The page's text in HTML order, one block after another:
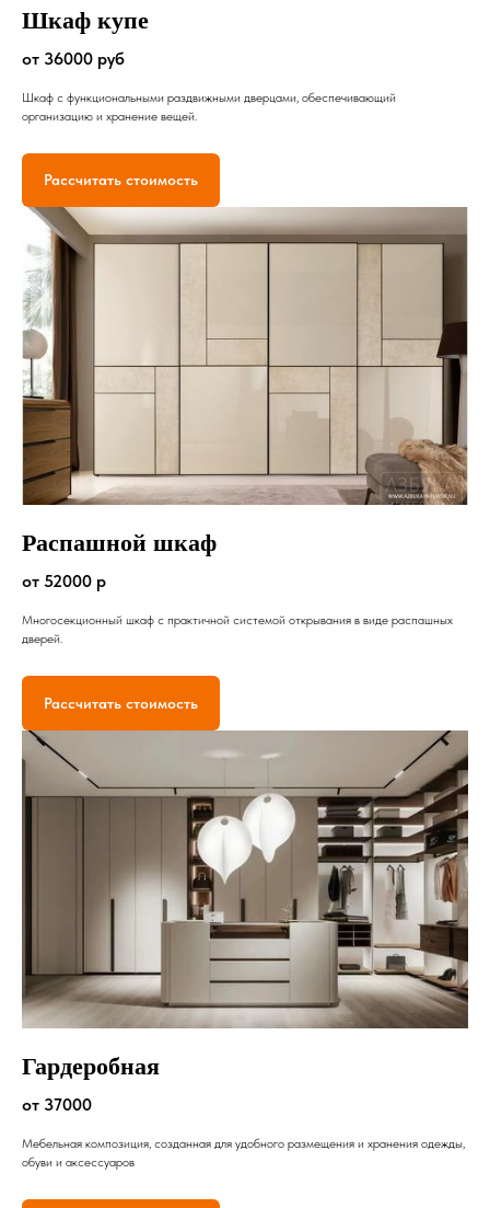
Шкаф купе
от 36000 руб
Шкаф с функциональными раздвижными дверцами, обеспечивающий
организацию и хранение вещей.
Рассчитать стоимость
Распашной шкаф
от 52000 р
Многосекционный шкаф с практичной системой открывания в виде распашных
дверей.
Рассчитать стоимость
Гардеробная
от 37000
Мебельная композиция, созданная для удобного размещения и хранения одежды,
обуви и аксессуаров